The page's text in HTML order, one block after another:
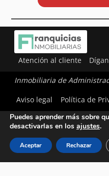
Atención al cliente
Inmobiliaria de
Aviso legal
Política de
Utilizamos cookies para
Puedes aprender más sobre
desactivarlas en los ajustes.
Aceptar Rechazar